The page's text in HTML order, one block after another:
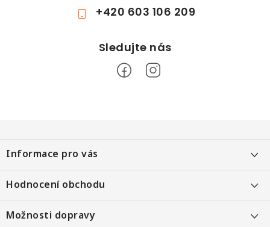
+420 603 106 209
á
p
a
Informace pro vás
Objednání po telefonu
Kontaktní formulář
Hodnocení obchodu
Heureka 99 %
Možnosti dopravy